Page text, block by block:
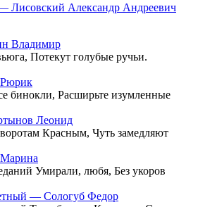
Лисовский Александр Андреевич
Владимир
Потекут голубые ручьи.
бинокли, Расширьте изумленные
Леонид
Красным, Чуть замедляют
Умирали, любя, Без укоров
— Сологуб Федор